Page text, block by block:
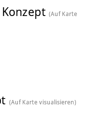
Konzept (Auf Karte
(Auf Karte visualisieren)